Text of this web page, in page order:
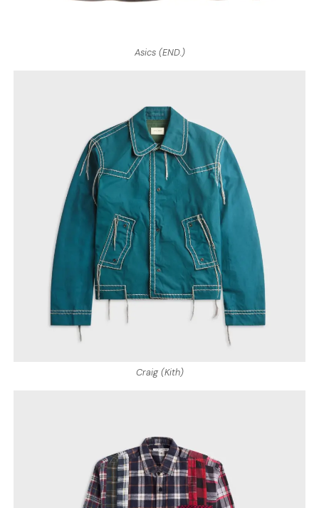
Asics (END.)
Craig (Kith)